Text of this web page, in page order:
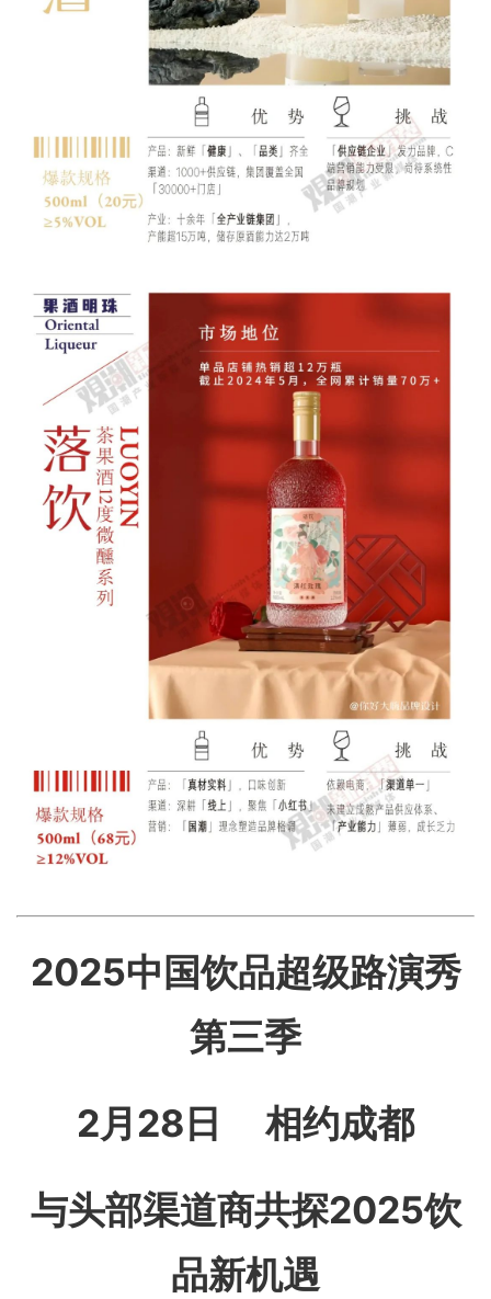
2025中国饮品超级路演秀
第三季
2月28日 相约成都
与头部渠道商共探2025饮
品新机遇